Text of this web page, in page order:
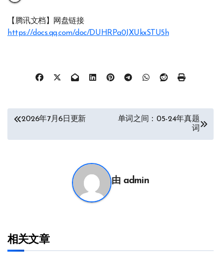
【腾讯文档】网盘链接
https://docs.qq.com/doc/DUHRPa0JXUkxSTU5h
文 2026年7月6日更新
单词之间：05-24年真题
词
由 admin
相关文章